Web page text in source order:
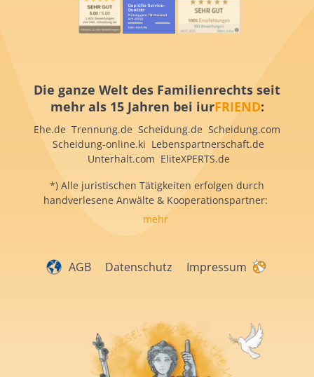
Die ganze Welt des Familienrechts seit
mehr als 15 Jahren bei iurFRIEND:
Ehe.de Trennung.de Scheidung.de Scheidung.com
Scheidung-online.ki Lebenspartnerschaft.de
Unterhalt.com EliteXPERTS.de
*) Alle juristischen Tätigkeiten erfolgen durch
handverlesene Anwälte & Kooperationspartner:
mehr
AGB Datenschutz Impressum